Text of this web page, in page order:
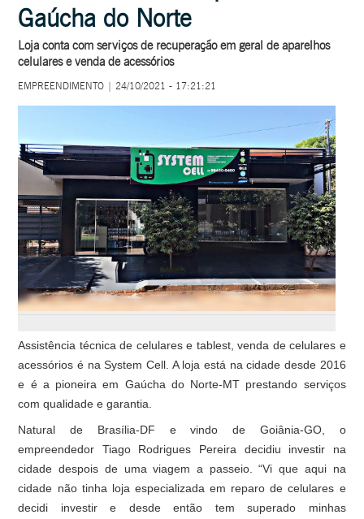
Gaúcha do Norte
Loja conta com serviços de recuperação em geral de aparelhos
celulares e venda de acessórios
EMPREENDIMENTO | 24/10/2021 - 17:21:21
Assistência técnica de celulares e tablest, venda de celulares e
acessórios é na System Cell. A loja está na cidade desde 2016
e é a pioneira em Gaúcha do Norte-MT prestando serviços
com qualidade e garantia.
Natural de Brasília-DF e vindo de Goiânia-GO, o
empreendedor Tiago Rodrigues Pereira decidiu investir na
cidade despois de uma viagem a passeio. “Vi que aqui na
cidade não tinha loja especializada em reparo de celulares e
decidi investir e desde então tem superado minhas